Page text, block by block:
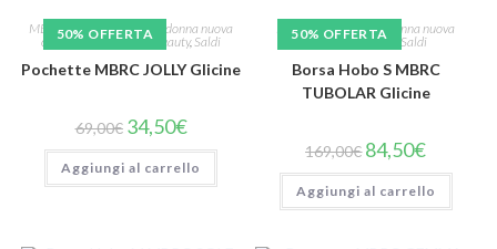
50% OFFERTA
MBRC,Piccola pelletteria donna nuova
collezione,Pochette e Beauty, Saldi
Pochette MBRC JOLLY Glicine
69,00€ 34,50€
Aggiungi al carrello
50% OFFERTA
Borse a Spalla,Borse donna nuova
collezione,MBRC Saldi
Borsa Hobo S MBRC
TUBOLAR Glicine
169,00€ 84,50€
Aggiungi al carrello